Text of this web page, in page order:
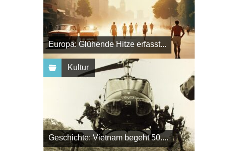
Europa: Glühende Hitze erfasst...
Kultur
Geschichte: Vietnam begeht 50....